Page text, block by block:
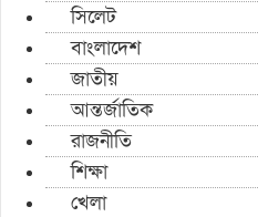
সিলেট
বাংলাদেশ
জাতীয়
আন্তর্জাতিক
রাজনীতি
শিক্ষা
খেলা